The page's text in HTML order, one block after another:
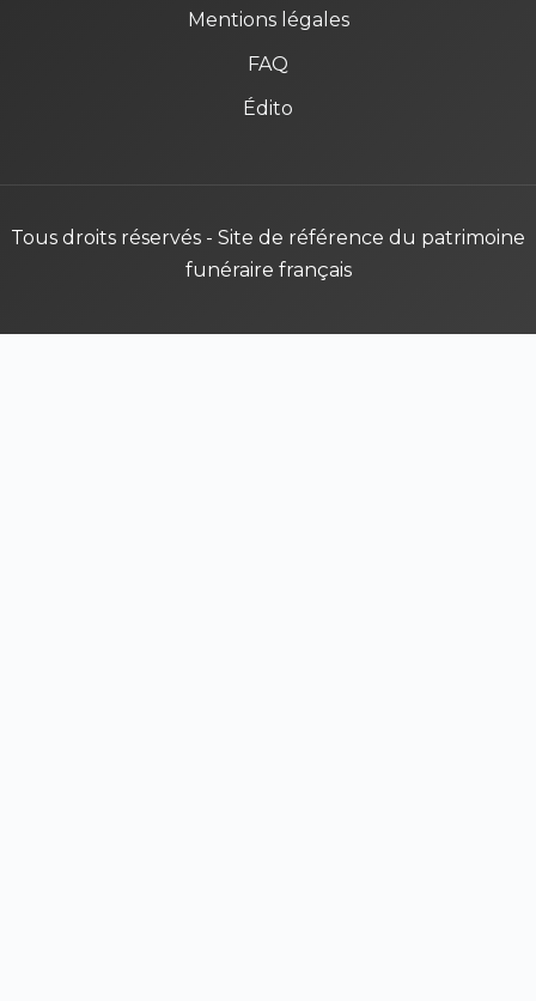
Mentions légales
FAQ
Édito
Tous droits réservés - Site de référence du patrimoine
funéraire français